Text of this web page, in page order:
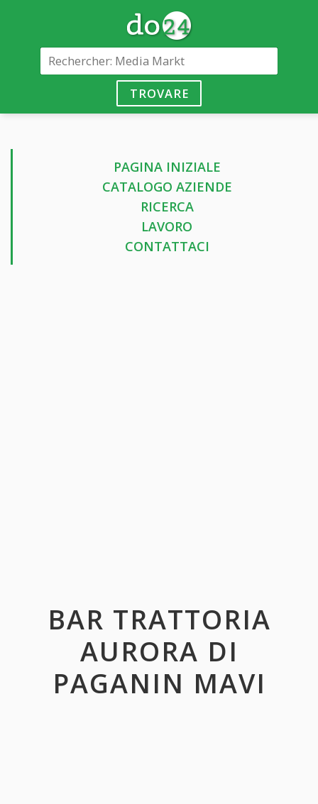
TROVARE
PAGINA INIZIALE
CATALOGO AZIENDE
RICERCA
LAVORO
CONTATTACI
BAR TRATTORIA
AURORA DI
PAGANIN MAVI